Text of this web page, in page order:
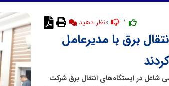
نظر دهید
برق با مدیرعامل
از نیروهای حجمی شاغل در ایستگاه‌های انتقال برق شرکت